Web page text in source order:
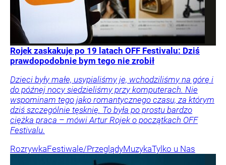
Rojek zaskakuje po 19 latach OFF Festivalu: Dziś
prawdopodobnie bym tego nie zrobił
Dzieci były małe, usypialiśmy je, wchodziliśmy na górę i
do późnej nocy siedzieliśmy przy komputerach. Nie
wspominam tego jako romantycznego czasu, za którym
dziś szczególnie tęsknię. To była po prostu bardzo
ciężka praca – mówi Artur Rojek o początkach OFF
Festivalu.
RozrywkaFestiwale/PrzeglądyMuzykaTylko u Nas